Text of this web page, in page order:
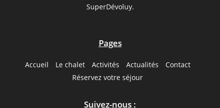
SuperDévoluy.
Pages
Accueil Le chalet Activités Actualités
Contact
Réservez votre séjour
Suivez-nous :